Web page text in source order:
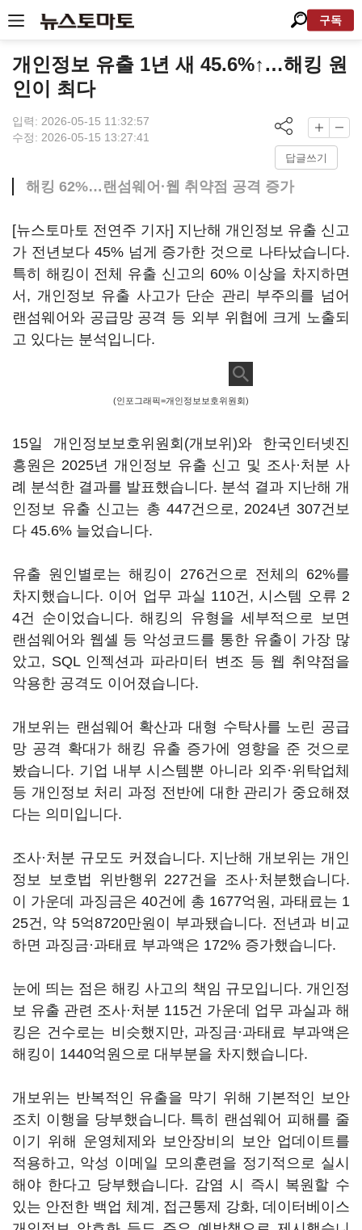
구독
개인정보 유출 1년 새 45.6%↑…해킹 원
인이 최다
입력: 2026-05-15 11:32:57
수정: 2026-05-15 13:27:41
답글쓰기
해킹 62%…랜섬웨어·웹 취약점 공격 증가
[뉴스토마토 전연주 기자] 지난해 개인정보 유출 신고
가 전년보다 45% 넘게 증가한 것으로 나타났습니다.
특히 해킹이 전체 유출 신고의 60% 이상을 차지하면
서, 개인정보 유출 사고가 단순 관리 부주의를 넘어
랜섬웨어와 공급망 공격 등 외부 위협에 크게 노출되
고 있다는 분석입니다.
(인포그래픽=개인정보보호위원회)
15일 개인정보보호위원회(개보위)와 한국인터넷진
흥원은 2025년 개인정보 유출 신고 및 조사·처분 사
례 분석한 결과를 발표했습니다. 분석 결과 지난해 개
인정보 유출 신고는 총 447건으로, 2024년 307건보
다 45.6% 늘었습니다.
유출 원인별로는 해킹이 276건으로 전체의 62%를
차지했습니다. 이어 업무 과실 110건, 시스템 오류 2
4건 순이었습니다. 해킹의 유형을 세부적으로 보면
랜섬웨어와 웹셸 등 악성코드를 통한 유출이 가장 많
았고, SQL 인젝션과 파라미터 변조 등 웹 취약점을
악용한 공격도 이어졌습니다.
개보위는 랜섬웨어 확산과 대형 수탁사를 노린 공급
망 공격 확대가 해킹 유출 증가에 영향을 준 것으로
봤습니다. 기업 내부 시스템뿐 아니라 외주·위탁업체
등 개인정보 처리 과정 전반에 대한 관리가 중요해졌
다는 의미입니다.
조사·처분 규모도 커졌습니다. 지난해 개보위는 개인
정보 보호법 위반행위 227건을 조사·처분했습니다.
이 가운데 과징금은 40건에 총 1677억원, 과태료는 1
25건, 약 5억8720만원이 부과됐습니다. 전년과 비교
하면 과징금·과태료 부과액은 172% 증가했습니다.
눈에 띄는 점은 해킹 사고의 책임 규모입니다. 개인정
보 유출 관련 조사·처분 115건 가운데 업무 과실과 해
킹은 건수로는 비슷했지만, 과징금·과태료 부과액은
해킹이 1440억원으로 대부분을 차지했습니다.
개보위는 반복적인 유출을 막기 위해 기본적인 보안
조치 이행을 당부했습니다. 특히 랜섬웨어 피해를 줄
이기 위해 운영체제와 보안장비의 보안 업데이트를
적용하고, 악성 이메일 모의훈련을 정기적으로 실시
해야 한다고 당부했습니다. 감염 시 즉시 복원할 수
있는 안전한 백업 체계, 접근통제 강화, 데이터베이스